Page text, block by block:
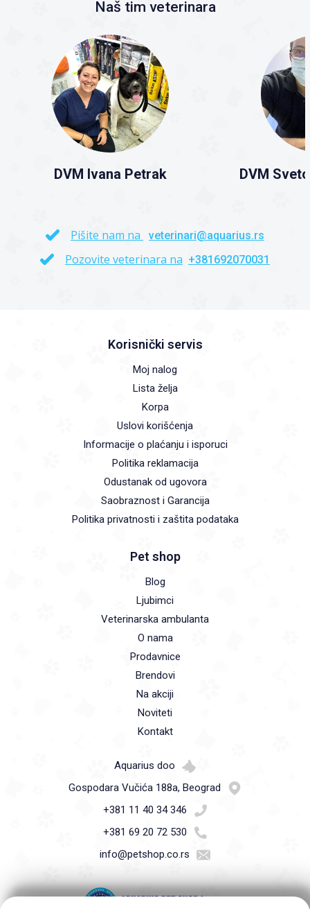
Naš tim veterinara
DVM Ivana Petrak DVM
Pišite nam na veterinari@aquarius.rs
Pozovite veterinara na +381692070031
Korisnički servis
Moj nalog
Lista želja
Korpa
Uslovi korišćenja
Informacije o plaćanju i isporuci
Politika reklamacija
Odustanak od ugovora
Saobraznost i Garancija
Politika privatnosti i zaštita podataka
Pet shop
Blog
Ljubimci
Veterinarska ambulanta
O nama
Prodavnice
Brendovi
Na akciji
Noviteti
Kontakt
Aquarius doo
Gospodara Vučića 188a, Beograd
+381 11 40 34 346
+381 69 20 72 530
info@petshop.co.rs